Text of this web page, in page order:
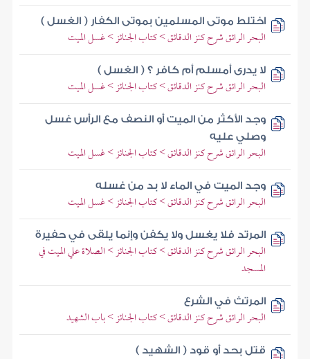
اختلط موتى المسلمين بموتى الكفار ( الغسل )
البحر الرائق شرح كنز الدقائق > كتاب الجنائز > غسل الميت
لا يدرى أمسلم أم كافر ؟ ( الغسل )
البحر الرائق شرح كنز الدقائق > كتاب الجنائز > غسل الميت
وجد الأكثر من الميت أو النصف مع الرأس غسل
وصلي عليه
البحر الرائق شرح كنز الدقائق > كتاب الجنائز > غسل الميت
وجد الميت في الماء لا بد من غسله
البحر الرائق شرح كنز الدقائق > كتاب الجنائز > غسل الميت
المرتد فلا يغسل ولا يكفن وإنما يلقى في حفيرة
البحر الرائق شرح كنز الدقائق > كتاب الجنائز > الصلاة علي الميت في
المسجد
المرتث في الشرع
البحر الرائق شرح كنز الدقائق > كتاب الجنائز > باب الشهيد
قتل بحد أو قود ( الشهيد )